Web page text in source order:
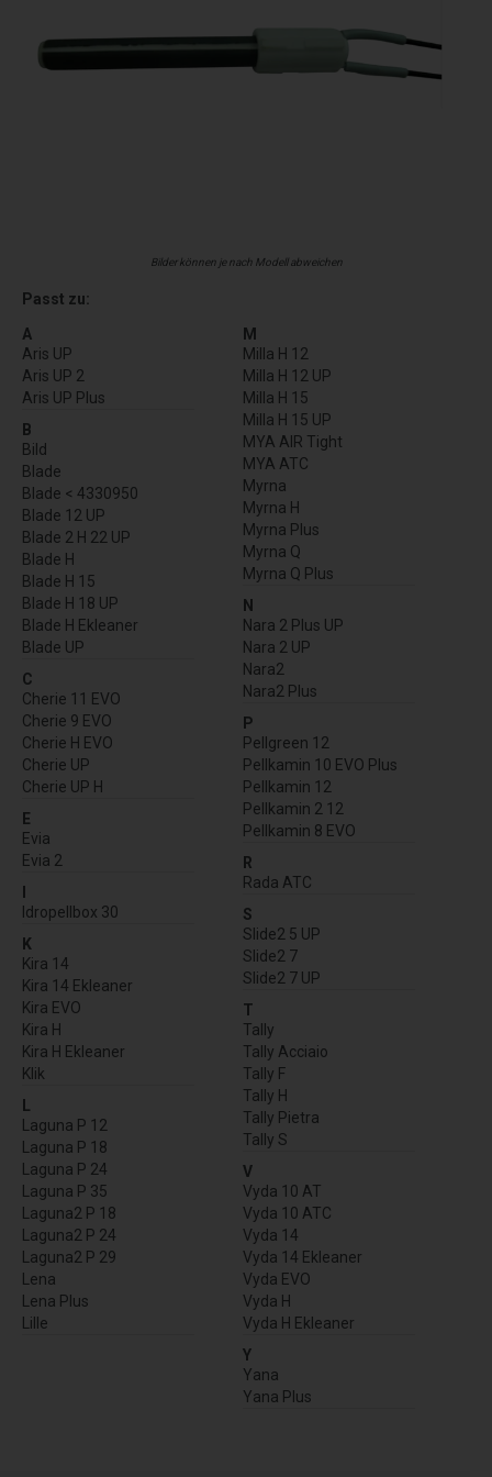
Bilder können je nach Modell abweichen
Passt zu:
A
Aris UP
Aris UP 2
Aris UP Plus
B
Bild
Blade
Blade < 4330950
Blade 12 UP
Blade 2 H 22 UP
Blade H
Blade H 15
Blade H 18 UP
Blade H Ekleaner
Blade UP
C
Cherie 11 EVO
Cherie 9 EVO
Cherie H EVO
Cherie UP
Cherie UP H
E
Evia
Evia 2
Idropellbox 30
K
Kira 14
Kira 14 Ekleaner
Kira EVO
Kira H
Kira H Ekleaner
Klik
L
Laguna P 12
Laguna P 18
Laguna P 24
Laguna P 35
Laguna2 P 18
Laguna2 P 24
Laguna2 P 29
Lena
Lena Plus
Lille
M
Milla H 12
Milla H 12 UP
Milla H 15
Milla H 15 UP
MYA AIR Tight
MYA ATC
Myrna
Myrna H
Myrna Plus
Myrna Q
Myrna Q Plus
N
Nara 2 Plus UP
Nara 2 UP
Nara2
Nara2 Plus
P
Pellgreen 12
Pellkamin 10 EVO Plus
Pellkamin 12
Pellkamin 2 12
Pellkamin 8 EVO
R
Rada ATC
S
Slide2 5 UP
Slide2 7
Slide2 7 UP
T
Tally
Tally Acciaio
Tally F
Tally H
Tally Pietra
Tally S
V
Vyda 10 AT
Vyda 10 ATC
Vyda 14
Vyda 14 Ekleaner
Vyda EVO
Vyda H
Vyda H Ekleaner
Y
Yana
Yana Plus